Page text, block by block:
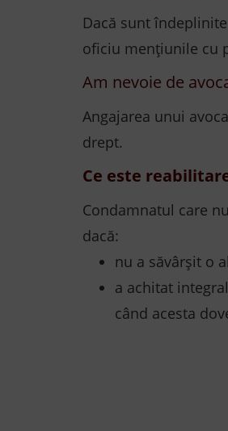
Dacă sunt
oficiu mențiunile cu
Am nevoie de
Angajarea unui
drept.
Ce este
Condamnatul care
dacă:
nu a săvârșit o
a achitat
când acesta